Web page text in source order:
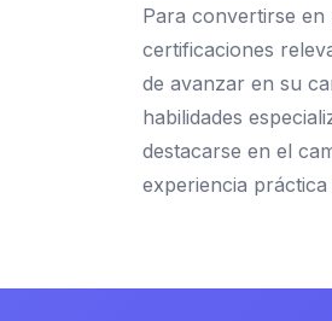
Para convertirse
certificaciones
de avanzar en su
habilidades
destacarse en el
experiencia